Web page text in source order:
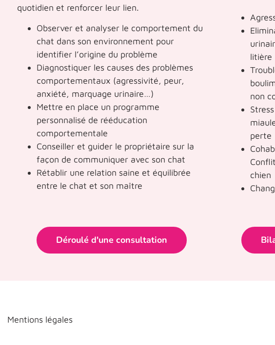
quotidien et renforcer leur lien.
Observer et analyser le comportement du
chat dans son environnement pour
identifier l’origine du problème
Diagnostiquer les causes des problèmes
comportementaux (agressivité, peur,
anxiété, marquage urinaire…)
Mettre en place un programme
personnalisé de rééducation
comportementale
Conseiller et guider le propriétaire sur la
façon de communiquer avec son chat
Rétablir une relation saine et équilibrée
entre le chat et son maître
litière
non
perte
chien
Déroulé d'une consultation
Mentions légales